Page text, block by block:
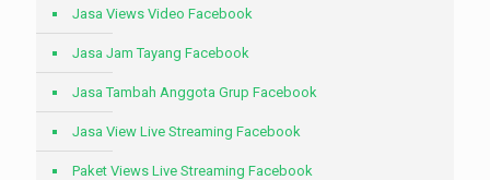
Jasa Views Video Facebook
Jasa Jam Tayang Facebook
Jasa Tambah Anggota Grup Facebook
Jasa View Live Streaming Facebook
Paket Views Live Streaming Facebook